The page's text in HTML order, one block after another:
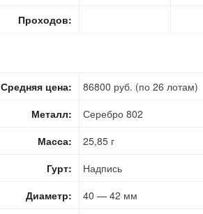
Проходов:
Средняя цена:
86800 руб. (по 26 лотам)
Металл:
Серебро 802
Масса:
25,85 г
Гурт:
Надпись
Диаметр:
40 — 42 мм